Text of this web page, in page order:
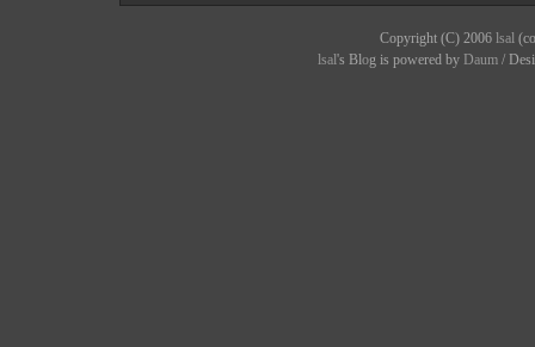
Copyright (C) 2006 lsal
lsal's Blog is powered by Daum/